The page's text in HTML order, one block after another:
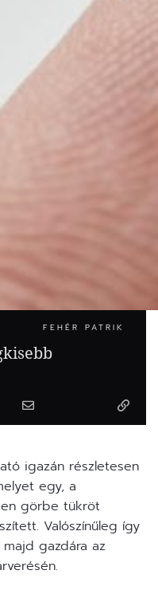
FEHÉR PATRIK
igazán részletesen
egy, a
görbe tükröt
Valószínűleg így
gazdára az